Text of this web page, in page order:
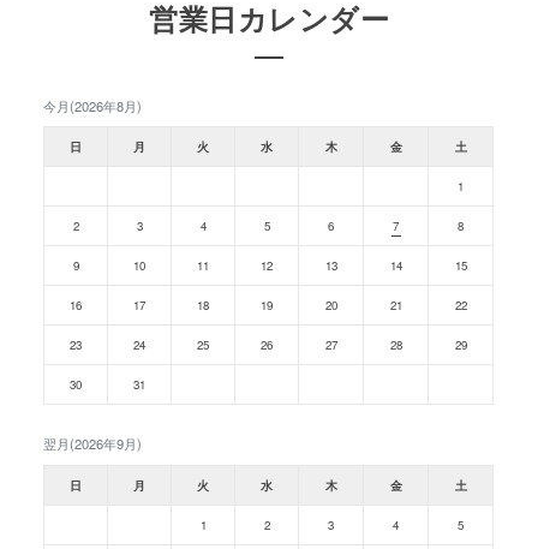
営業日カレンダー
今月(2026年8月)
日 月 火 水 木 金 土
1
2 3 4 5 6 7 8
9 10 11 12 13 14 15
16 17 18 19 20 21 22
23 24 25 26 27 28 29
30 31
翌月(2026年9月)
日 月 火 水 木 金 土
1 2 3 4 5